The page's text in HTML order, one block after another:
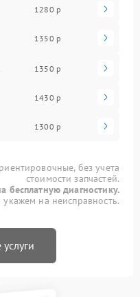
1280 р
1350 р
1350 р
1430 р
1300 р
без учета
стоимости запчастей.
бесплатную диагностику.
на неисправность.